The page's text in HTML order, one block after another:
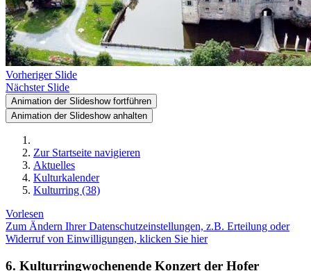
Vorheriger Slide
Nächster Slide
Animation der Slideshow fortführen
Animation der Slideshow anhalten
Zur Startseite navigieren
Aktuelles
Kulturkalender
Kulturring (38)
Vorlesen
Zum Ändern Ihrer Datenschutzeinstellungen, z.B. Erteilung oder
Widerruf von Einwilligungen, klicken Sie hier
6. Kulturringwochenende Konzert der Hofer